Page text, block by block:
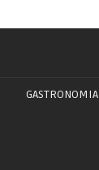
GASTRONOMIA